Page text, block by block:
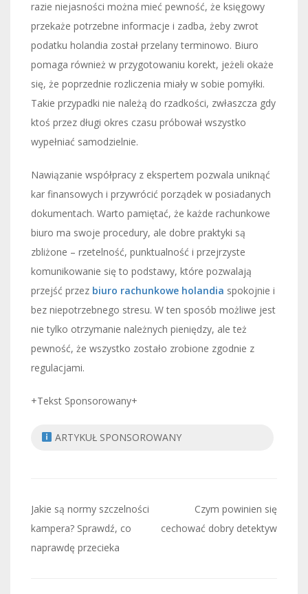
razie niejasności można mieć pewność, że księgowy
przekaże potrzebne informacje i zadba, żeby zwrot
podatku holandia został przelany terminowo. Biuro
pomaga również w przygotowaniu korekt, jeżeli okaże
się, że poprzednie rozliczenia miały w sobie pomyłki.
Takie przypadki nie należą do rzadkości, zwłaszcza gdy
ktoś przez długi okres czasu próbował wszystko
wypełniać samodzielnie.
Nawiązanie współpracy z ekspertem pozwala uniknąć
kar finansowych i przywrócić porządek w posiadanych
dokumentach. Warto pamiętać, że każde rachunkowe
biuro ma swoje procedury, ale dobre praktyki są
zbliżone – rzetelność, punktualność i przejrzyste
komunikowanie się to podstawy, które pozwalają
przejść przez biuro rachunkowe holandia spokojnie i
bez niepotrzebnego stresu. W ten sposób możliwe jest
nie tylko otrzymanie należnych pieniędzy, ale też
pewność, że wszystko zostało zrobione zgodnie z
regulacjami.
+Tekst Sponsorowany+
ARTYKUŁ SPONSOROWANY
Nawigacja
wpisu
Jakie są normy szczelności
kampera? Sprawdź, co
naprawdę przecieka
Czym powinien się
cechować dobry detektyw